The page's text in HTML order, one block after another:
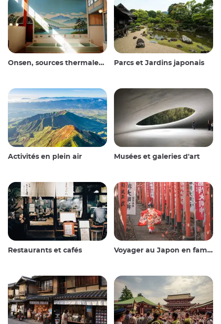
Onsen, sources thermales et bains publics Parcs et Jardins japonais
Activités en plein air Musées et galeries d'art
Restaurants et cafés Voyager au Japon en famille